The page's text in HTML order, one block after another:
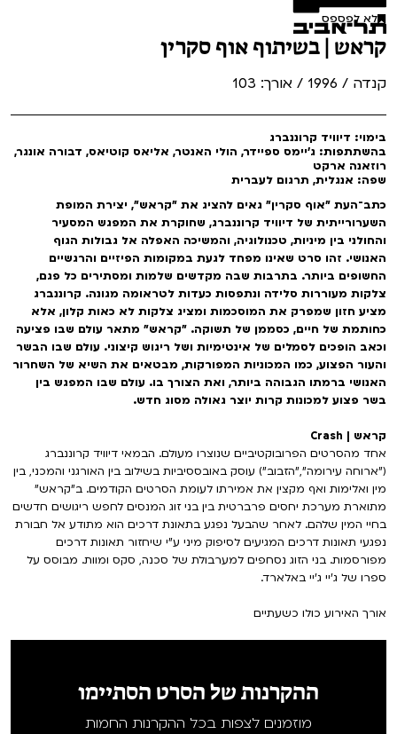
קראש | בשיתוף אוף סקרין
קנדה / 1996 / אורך: 103
לא לפספס
בימוי: דיוויד קרוננברג
בהשתתפות: ג'יימס ספיידר, הולי האנטר, אליאס קוטיאס, דבורה אונגר,
רוזאנה ארקט
שפה: אנגלית, תרגום לעברית
כתב־העת ״אוף סקרין״ גאים להציג את ״קראש״, יצירת המופת
השערורייתית של דיוויד קרוננברג, שחוקרת את המפגש המסעיר
והחולני בין מיניות, טכנולוגיה, והמשיכה האפלה אל גבולות הגוף
האנושי. זהו סרט שאינו מפחד לגעת במקומות הפיזיים והרגשיים
החשופים ביותר. בתרבות שבה מקדשים שלמות ומסתירים כל פגם,
צלקות מעוררות סלידה ונתפסות כעדות לטראומה מגונה. קרוננברג
מציע חזון שמפרק את המוסכמות ומציג צלקות לא כאות קלון, אלא
כחותמת של חיים, כסממן של תשוקה. ״קראש״ מתאר עולם שבו פציעה
וכאב הופכים לסמלים של אינטימיות ושל ריגוש קיצוני. עולם שבו הבשר
והעור הפצוע, כמו המכוניות המפורקות, מבטאים את השיא של השחרור
האנושי ברמתו הגבוהה ביותר, ואת הצורך בו. עולם שבו המפגש בין
בשר פצוע למכונות קרות יוצר גאולה מסוג חדש.
קראש | Crash
אחד מהסרטים הפרובוקטיביים שנוצרו מעולם. הבמאי דיוויד קרוננברג
("ארוחה עירומה","הזבוב") עוסק באובססיביות בשילוב בין האורגני והמכני, בין
מין ואלימות ואף מקצין את אמירתו לעומת הסרטים הקודמים. ב"קראש"
מתוארת מערכת יחסים פרברטית בין בני זוג המנסים לחפש ריגושים חדשים
בחיי המין שלהם. לאחר שהבעל נפגע בתאונת דרכים הוא מתודע אל חבורת
נפגעי תאונות דרכים המגיעים לסיפוק מיני ע"י שיחזור תאונות דרכים
מפורסמות. בני הזוג נסחפים למערבולת של סכנה, סקס ומוות. מבוסס על
ספרו של ג'יי ג'יי באלארד.
אורך האירוע כולו כשעתיים
ההקרנות של הסרט הסתיימו
מוזמנים לצפות בכל ההקרנות החמות